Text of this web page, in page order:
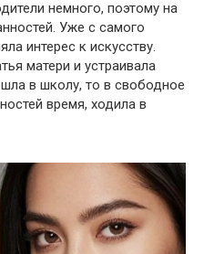
немного, поэтому на
Уже с самого
интерес к искусству.
матери и устраивала
в школу, то в свободное
время, ходила в